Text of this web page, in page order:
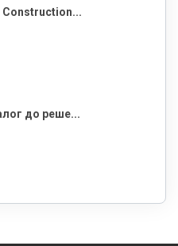
до реше...